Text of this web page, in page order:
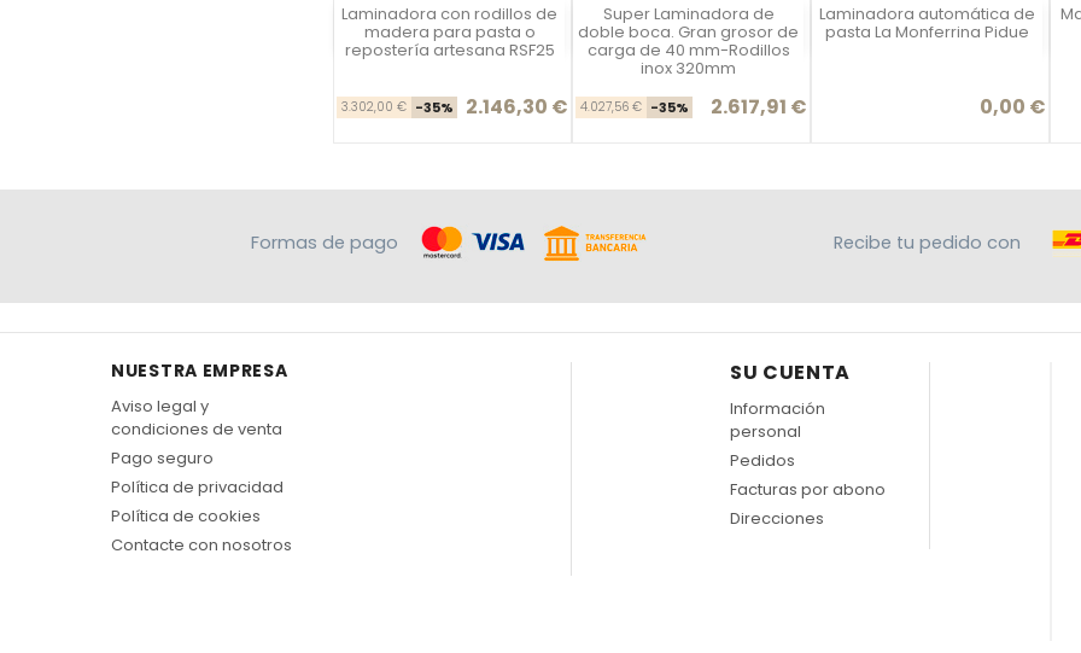
Laminadora con rodillos de
madera para pasta o
repostería artesana RSF25
Precio base
3.302,00 € -35% Precio
2.146,30 €

Vista rápida Super Laminadora de
doble boca. Gran grosor de
carga de 40 mm-Rodillos
inox 320mm
Precio base
4.027,56 € -35% Precio
2.617,91 €

Vista rápida Laminadora automática de
pasta La Monferrina Pidue
Precio0,00 €

Vista rápida
Formas de pago Recibe tu pedido con
NUESTRA EMPRESA
Aviso legal y
condiciones de venta
Pago seguro
Política de privacidad
Política de cookies
Contacte con nosotros
SU CUENTA
Información
personal
Pedidos
Facturas por abono
Direcciones